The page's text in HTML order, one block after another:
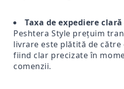
Taxa de expediere
Peshtera Style prețuim
livrare este plătită de
fiind clar precizate în
comenzii.